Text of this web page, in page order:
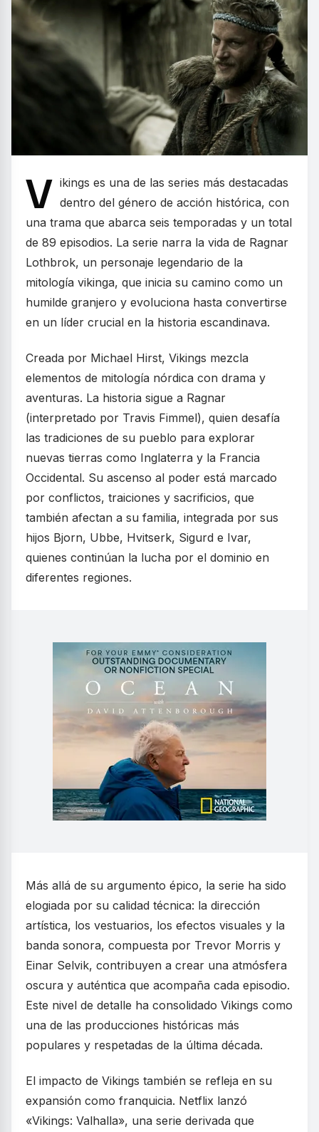
V ikings es una de las series más destacadas
dentro del género de acción histórica, con
una trama que abarca seis temporadas y un total
de 89 episodios. La serie narra la vida de Ragnar
Lothbrok, un personaje legendario de la
mitología vikinga, que inicia su camino como un
humilde granjero y evoluciona hasta convertirse
en un líder crucial en la historia escandinava.
Creada por Michael Hirst, Vikings mezcla
elementos de mitología nórdica con drama y
aventuras. La historia sigue a Ragnar
(interpretado por Travis Fimmel), quien desafía
las tradiciones de su pueblo para explorar
nuevas tierras como Inglaterra y la Francia
Occidental. Su ascenso al poder está marcado
por conflictos, traiciones y sacrificios, que
también afectan a su familia, integrada por sus
hijos Bjorn, Ubbe, Hvitserk, Sigurd e Ivar,
quienes continúan la lucha por el dominio en
diferentes regiones.
Más allá de su argumento épico, la serie ha sido
elogiada por su calidad técnica: la dirección
artística, los vestuarios, los efectos visuales y la
banda sonora, compuesta por Trevor Morris y
Einar Selvik, contribuyen a crear una atmósfera
oscura y auténtica que acompaña cada episodio.
Este nivel de detalle ha consolidado Vikings como
una de las producciones históricas más
populares y respetadas de la última década.
El impacto de Vikings también se refleja en su
expansión como franquicia. Netflix lanzó
«Vikings: Valhalla», una serie derivada que